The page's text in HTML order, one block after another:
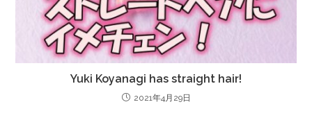
Yuki Koyanagi has straight hair!
2021年4月29日